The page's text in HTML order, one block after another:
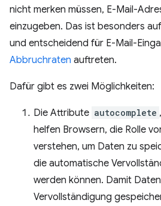
nicht merken müssen, E-Mail-
einzugeben. Das ist besonders
und entscheidend für E-Mail-
Abbruchraten auftreten.
Dafür gibt es zwei Möglichkeiten:
Die Attribute autocomplete ,
helfen Browsern, die Rolle
verstehen, um Daten zu
die automatische
werden können. Damit
Vervollständigung